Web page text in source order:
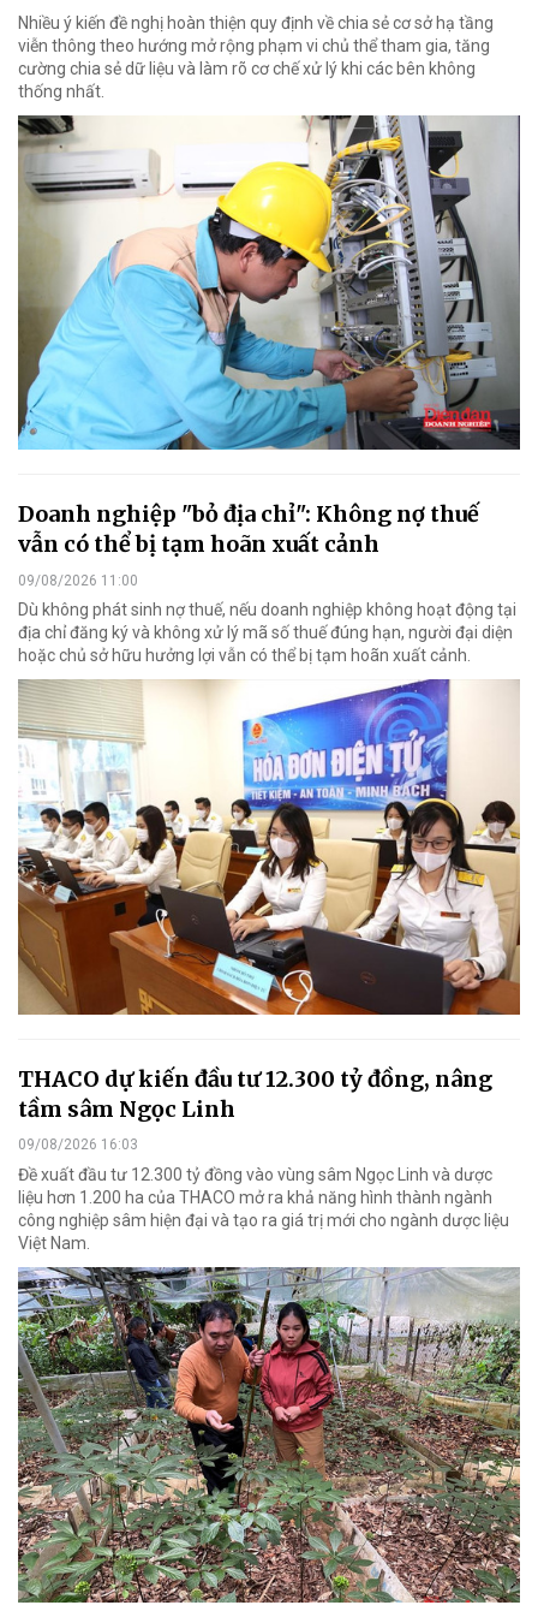
Nhiều ý kiến đề nghị hoàn thiện quy định về chia sẻ cơ sở hạ tầng
viễn thông theo hướng mở rộng phạm vi chủ thể tham gia, tăng
cường chia sẻ dữ liệu và làm rõ cơ chế xử lý khi các bên không
thống nhất.
Doanh nghiệp "bỏ địa chỉ": Không nợ thuế
vẫn có thể bị tạm hoãn xuất cảnh
09/08/2026 11:00
Dù không phát sinh nợ thuế, nếu doanh nghiệp không hoạt động tại
địa chỉ đăng ký và không xử lý mã số thuế đúng hạn, người đại diện
hoặc chủ sở hữu hưởng lợi vẫn có thể bị tạm hoãn xuất cảnh.
THACO dự kiến đầu tư 12.300 tỷ đồng, nâng
tầm sâm Ngọc Linh
09/08/2026 16:03
Đề xuất đầu tư 12.300 tỷ đồng vào vùng sâm Ngọc Linh và dược
liệu hơn 1.200 ha của THACO mở ra khả năng hình thành ngành
công nghiệp sâm hiện đại và tạo ra giá trị mới cho ngành dược liệu
Việt Nam.